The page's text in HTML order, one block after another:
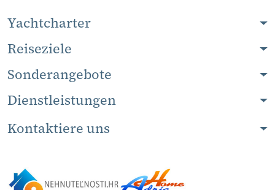
Yachtcharter
Reiseziele
Sonderangebote
Dienstleistungen
Kontaktiere uns